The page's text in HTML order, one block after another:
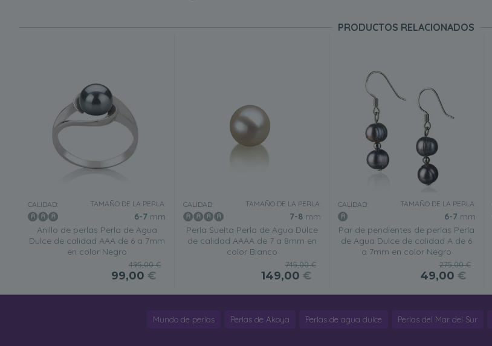
PRODUCTOS RELACIONADOS
CALIDAD: TAMAÑO DE LA PERLA:
6-7 mm
Anillo de perlas Perla de Agua
Dulce de calidad AAA de 6 a 7mm
en color Negro
495,00 €
99,00 €
CALIDAD: TAMAÑO DE LA PERLA:
7-8mm
Perla Suelta Perla de Agua Dulce
de calidad AAAA de 7 a 8mm en
color Blanco
745,00 €
149,00 €
CALIDAD: TAMAÑO DE LA PERLA:
6-7 mm
Par de pendientes de perlas Perla
de Agua Dulce de calidad A de 6
a 7mm en color Negro
275,00 €
49,00 €
Mundo de perlas Perlas de Akoya Perlas de agua dulce Perlas del Mar del Sur